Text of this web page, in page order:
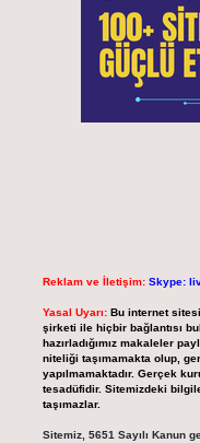
Reklam ve İletişim: Skype:
Yasal Uyarı: Bu internet
şirketi ile hiçbir bağlantısı
hazırladığımız makaleler
niteliği taşımamakta olup,
yapılmamaktadır. Gerçek
tesadüfidir. Sitemizdeki
taşımazlar.
Sitemiz, 5651 Sayılı Kanun